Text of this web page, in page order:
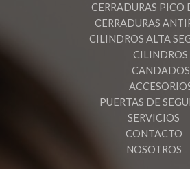
CERRADURAS PICO
CERRADURAS
CILINDROS ALTA
CILINDROS
CANDADOS
PUERTAS DE
SERVICIOS
CONTACTO
NOSOTROS